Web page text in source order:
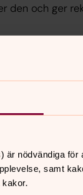
är nödvändiga
samt
den och ger
en plats
både för
”naturlig
där
och